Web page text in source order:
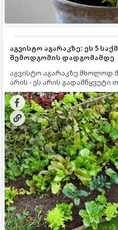
აგვისტო აგარაკზე: ეს 5
შემოდგომის დადგომამდე
აგვისტო აგარაკზე მხოლოდ
არის - ეს არის
ეყრება მომავალი წლის
შემოდგომა-ზამთრის
ნიადაგმა ენერგია
ზამთარს გაუძლონ,
მნიშვნელოვანი საქმის